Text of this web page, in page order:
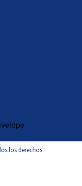
los derechos